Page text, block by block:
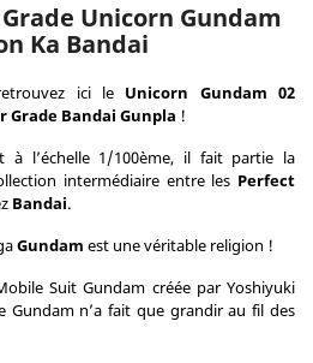
Unicorn Gundam
Ka Bandai
ici le Unicorn Gundam 02
Grade Bandai Gunpla !
à l’échelle 1/100ème, il fait partie la
intermédiaire entre les Perfect
Bandai.
Gundam est une véritable religion !
Suit Gundam créée par Yoshiyuki
Gundam n’a fait que grandir au fil des